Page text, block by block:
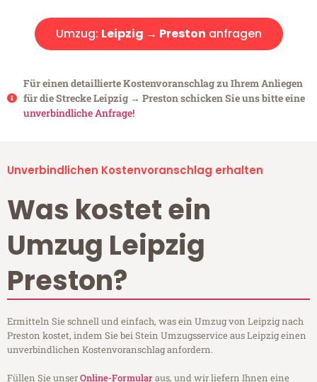
Umzug: Leipzig → Preston anfragen
Für einen detaillierte Kostenvoranschlag zu Ihrem Anliegen
für die Strecke Leipzig → Preston schicken Sie uns bitte eine
unverbindliche Anfrage!
Unverbindlichen Kostenvoranschlag erhalten
Was kostet ein
Umzug Leipzig
Preston?
Ermitteln Sie schnell und einfach, was ein Umzug von Leipzig nach
Preston kostet, indem Sie bei Stein Umzugsservice aus Leipzig einen
unverbindlichen Kostenvoranschlag anfordern.
Füllen Sie unserOnline-Formularaus, und wir liefern Ihnen eine